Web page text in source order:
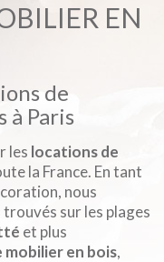
EN
de
à Paris
les locations de
la France. En tant
nous
sur les plages
et plus
mobilier en bois,